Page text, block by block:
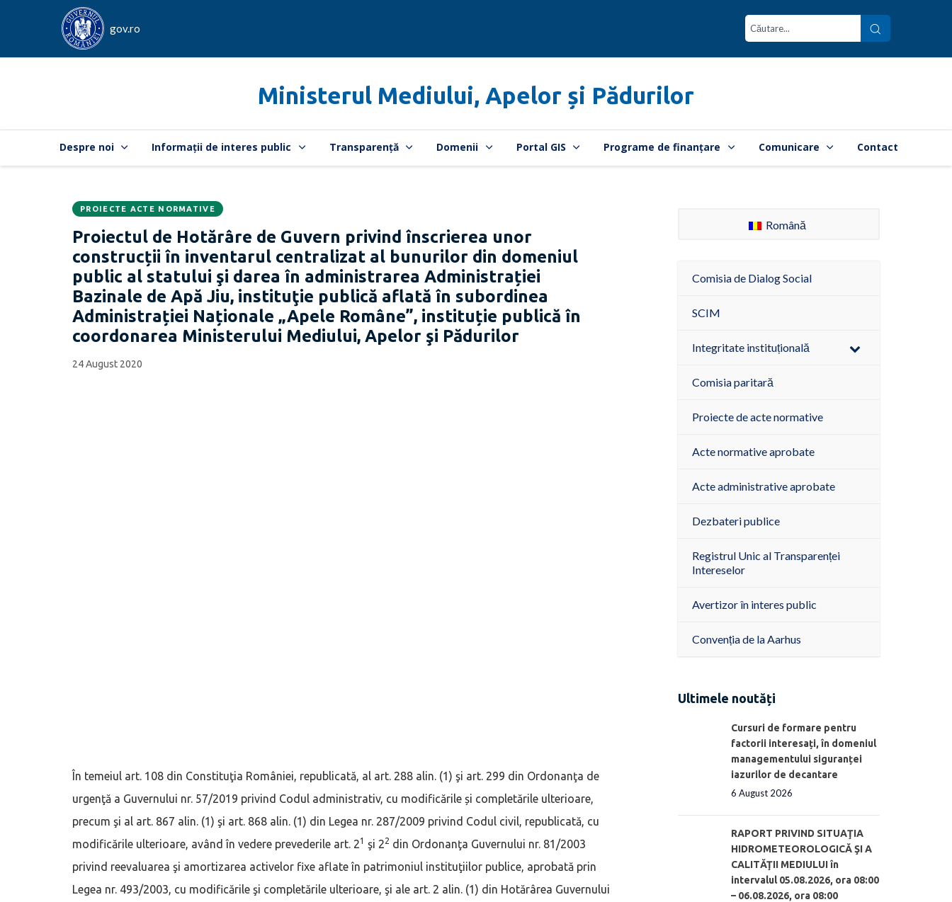
gov.ro
Ministerul Mediului, Apelor și Pădurilor
Despre noi Informații de interes public Transparență Domenii Portal GIS Programe de finanțare Comunicare Contact
CATEGORIA:
PROIECTE ACTE NORMATIVE
Proiectul de Hotărâre de Guvern privind înscrierea unor
construcții în inventarul centralizat al bunurilor din domeniul
public al statului şi darea în administrarea Administrației
Bazinale de Apă Jiu, instituţie publică aflată în subordinea
Administrației Naționale „Apele Române”, instituție publică în
coordonarea Ministerului Mediului, Apelor şi Pădurilor
Data
publicării:
24 August 2020
În temeiul art. 108 din Constituţia României, republicată, al art. 288 alin. (1) şi art. 299 din Ordonanţa de
urgenţă a Guvernului nr. 57/2019 privind Codul administrativ, cu modificările și completările ulterioare,
precum şi al art. 867 alin. (1) şi art. 868 alin. (1) din Legea nr. 287/2009 privind Codul civil, republicată, cu
modificările ulterioare, având în vedere prevederile art. 21 şi 22 din Ordonanţa Guvernului nr. 81/2003
privind reevaluarea şi amortizarea activelor fixe aflate în patrimoniul instituţiilor publice, aprobată prin
Legea nr. 493/2003, cu modificările şi completările ulterioare, şi ale art. 2 alin. (1) din Hotărârea Guvernului
Română
Comisia de Dialog Social
SCIM
Integritate instituțională
Comisia paritară
Proiecte de acte normative
Acte normative aprobate
Acte administrative aprobate
Dezbateri publice
Registrul Unic al Transparenței
Intereselor
Avertizor în interes public
Convenția de la Aarhus
Ultimele noutăți
Cursuri de formare pentru
factorii interesați, în domeniul
managementului siguranței
iazurilor de decantare
6 August 2026
RAPORT PRIVIND SITUAŢIA
HIDROMETEOROLOGICĂ ŞI A
CALITĂŢII MEDIULUI în
intervalul 05.08.2026, ora 08:00
– 06.08.2026, ora 08:00